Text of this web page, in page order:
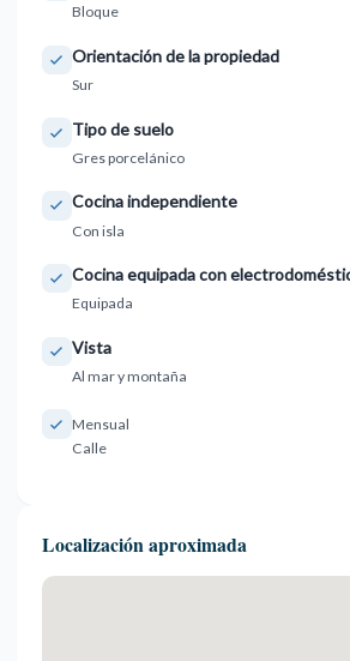
Bloque
Orientación de la propiedad
Sur
Tipo de suelo
Gres porcelánico
Cocina independiente
Con isla
Cocina equipada con
Equipada
Vista
Al mar y montaña
Mensual
Calle
Localización aproximada